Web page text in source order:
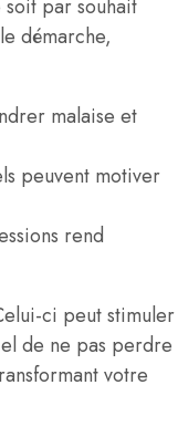
soit par souhait
démarche,
malaise et
peuvent motiver
rend
ci peut stimuler
de ne pas perdre
votre